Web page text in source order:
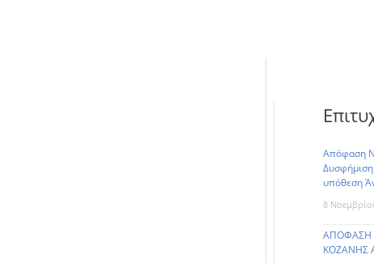
Απόφαση
υπόθεση
8
ΑΠΟΦΑΣΗ
ΚΟΖΑΝΗΣ